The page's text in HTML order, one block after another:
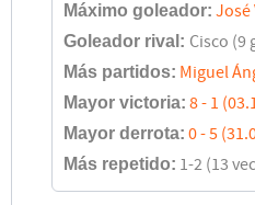
Máximo goleador: José
Goleador rival: Cisco (9
Más partidos: Miguel
Mayor victoria: 8 - 1
Mayor derrota: 0 - 5
Más repetido: 1-2 (13